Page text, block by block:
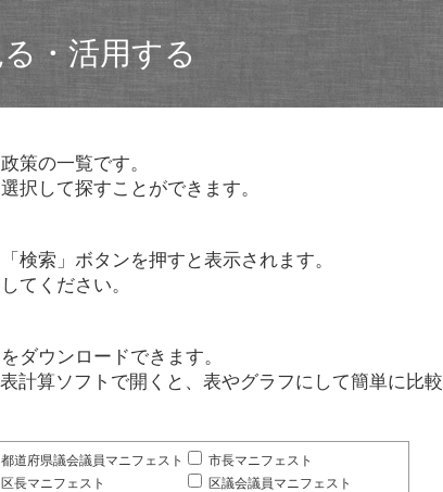
・活用する
策の一覧です。
択して探すことができます。
検索」ボタンを押すと表示されます。
てください。
ダウンロードできます。
計算ソフトで開くと、表やグラフにして簡単に比較
都道府県議会議員マニフェスト
市長マニフェスト
区長マニフェスト
区議会議員マニフェスト